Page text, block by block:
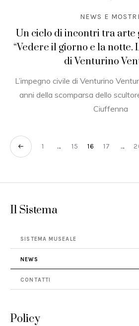
NEWS E
Un ciclo di incontri tra arte
“Vedere il giorno e la notte.
di Venturino
L’impegno civile di Venturino
anni della scomparsa dello
Ciuffenna
1 … 15 16 17 …
Il Sistema
SISTEMA MUSEALE
NEWS
CONTATTI
Policy